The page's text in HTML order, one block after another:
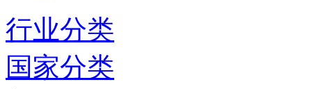
行业分类
国家分类